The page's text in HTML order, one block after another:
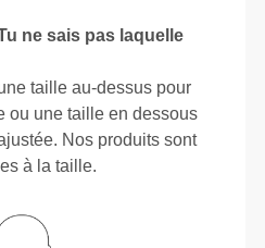
ne sais pas laquelle
taille au-dessus pour
ou une taille en dessous
Nos produits sont
à la taille.